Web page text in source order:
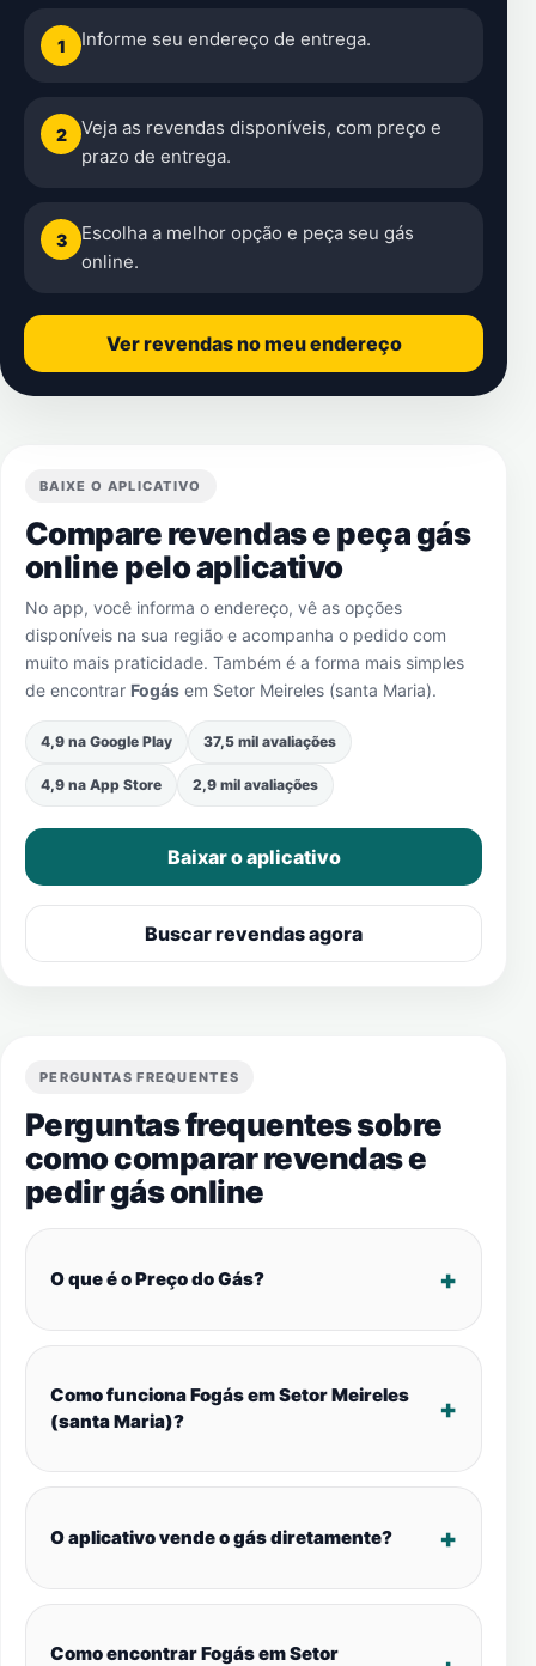
1 Informe seu endereço de entrega.
2
Veja as revendas disponíveis, com preço e
prazo de entrega.
3
Escolha a melhor opção e peça seu gás
online.
Ver revendas no meu endereço
BAIXE O APLICATIVO
Compare revendas e peça gás
online pelo aplicativo
No app, você informa o endereço, vê as opções
disponíveis na sua região e acompanha o pedido com
muito mais praticidade. Também é a forma mais simples
de encontrar Fogás em Setor Meireles (santa Maria).
4,9 na Google Play 37,5 mil avaliações
4,9 na App Store 2,9 mil avaliações
Baixar o aplicativo
Buscar revendas agora
PERGUNTAS FREQUENTES
Perguntas frequentes sobre
como comparar revendas e
pedir gás online
O que é o Preço do Gás?
Como funciona Fogás em Setor Meireles
(santa Maria)?
O aplicativo vende o gás diretamente?
Como encontrar Fogás em Setor